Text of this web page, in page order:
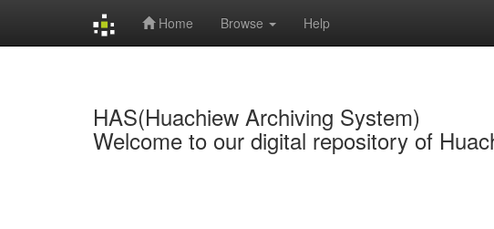
Home Browse Help
HAS(Huachiew Archiving System)
Welcome to our digital repository of